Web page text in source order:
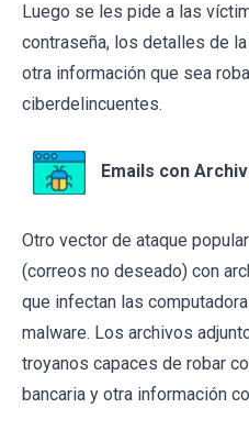
Luego se les pide a las
contraseña, los detalles de
otra información que sea
ciberdelincuentes.
Emails con
Otro vector de ataque
(correos no deseado) con
que infectan las
malware. Los archivos
troyanos capaces de robar
bancaria y otra información